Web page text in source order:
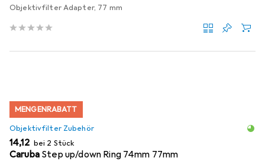
Objektivfilter Adapter, 77 mm
MENGENRABATT
Objektivfilter Zubehör
EUR
14,12 bei 2 Stück
Caruba Step up/down Ring 74mm 77mm